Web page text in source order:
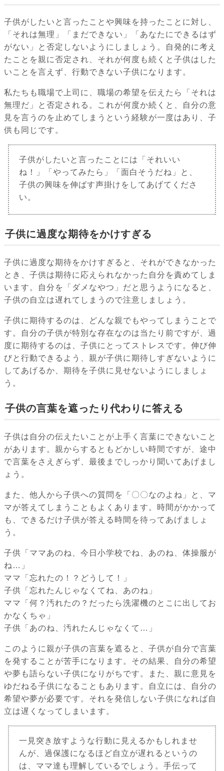
子供がしたいと言ったことや興味を持ったことに対し、
「それは無理」「まだできない」「あなたにできるはず
がない」と否定しないようにしましょう。自発的に考え
たことを親に否定され、それが何度も続くと子供はした
いことを言えず、行動できない子供になります。
私たちも職場で上司に、職場の希望を伝えたら「それは
無理だ」と否定される。これが何度か続くと、自分の意
見を言うのを止めてしまうという経験が一度はあり、子
供も同じです。
子供がしたいと言ったことには「それいい
ね！」「やってみたら」「面白そうだね」と、
子供の興味を伸ばす声掛けをしてあげてくださ
い。
子供に過度な期待をかけすぎる
子供に過度な期待をかけすぎると、それができなかった
とき、子供は期待に応えられなかった自分を責めてしま
います。自分を「ダメなやつ」だと思うようになると、
子供の自立は遅れてしまうので注意しましょう。
子供に期待するのは、どんな親でもやってしまうことで
す。自分の子供が特別な存在なのは当たり前ですが、過
度に期待するのは、子供にとってストレスです。伸び伸
びと行動できるよう、親が子供に期待しすぎないように
してあげるか、期待を子供に見せないようにしましょ
う。
子供の言葉を遮ったり代わりに答える
子供は自分の伝えたいことが上手く言葉にできないこと
があります。親からするともどかしい時間ですが、途中
で言葉をさえぎらず、最後までしっかり聞いてあげまし
ょう。
また、他人から子供への質問を「〇〇なのよね」と、マ
マが答えてしまうこともよくあります。時間がかかって
も、できるだけ子供が答える時間を待ってあげましょ
う。
子供「ママあのね、今日小学校でね、あのね、体操服が
ね…」
ママ「忘れたの！？どうして！」
子供「忘れたんじゃなくてね、あのね」
ママ「何？汚れたの？だったら洗濯機のとこに出してお
かなくちゃ」
子供「あのね、汚れたんじゃなくて…」
このように親が子供の言葉を遮ると、子供が自分で言葉
を発することが苦手になります。その結果、自分の希望
や夢も語らない子供になりがちです。また、親に意見を
ゆだねる子供になることもあります。自立には、自分の
希望や夢が必要です。それを発信しない子供になれば自
立は遅くなってしまいます。
一見突き放すような行動に見えるかもしれませ
んが、過保護になるほど自立が遅れるというの
は、ママ達も理解しているでしょう。手伝って